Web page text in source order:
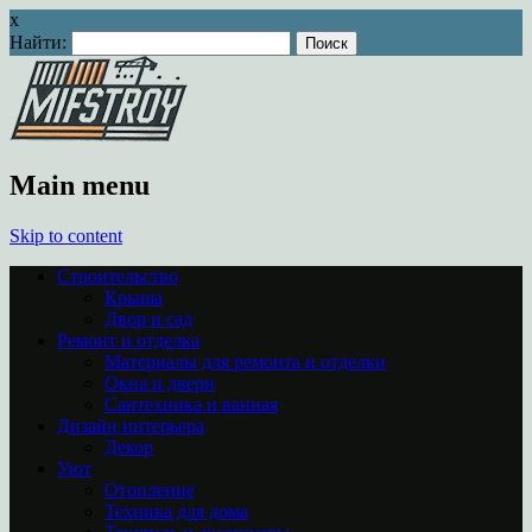
x
Найти:
Main menu
Skip to content
Строительство
Крыша
Двор и сад
Ремонт и отделка
Материалы для ремонта и отделки
Окна и двери
Сантехника и ванная
Дизайн интерьера
Декор
Уют
Отопление
Техника для дома